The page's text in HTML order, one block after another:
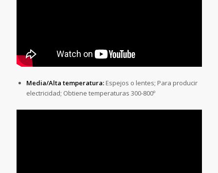
Media/Alta temperatura:Espejos o lentes; Para producir
electricidad; Obtiene temperaturas 300-800º